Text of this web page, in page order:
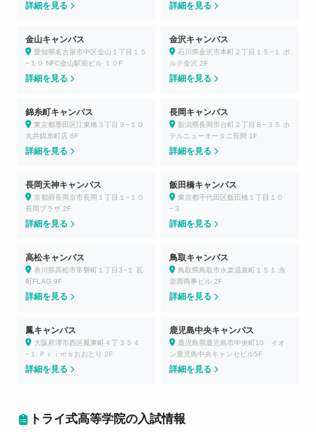
詳細を見る 詳細を見る
金山キャンパス
愛知県名古屋市中区金山１丁目１５
−１０ NFC金山駅前ビル １０F
詳細を見る
金沢キャンパス
石川県金沢市本町２丁目１５−１ ポ
ルテ金沢 2F
詳細を見る
錦糸町キャンパス
東京都墨田区江東橋３丁目９−１０
丸井錦糸町店 6F
詳細を見る
長岡キャンパス
新潟県長岡市台町２丁目８−３５ ホ
テルニューオータニ長岡 1F
詳細を見る
長岡天神キャンパス
京都府長岡京市長岡１丁目１−１０
長岡プラザ 2F
詳細を見る
飯田橋キャンパス
東京都千代田区飯田橋１丁目１０
−３
詳細を見る
高松キャンパス
香川県高松市常磐町１丁目3−１ 瓦
町FLAG 9F
詳細を見る
鳥取キャンパス
鳥取県鳥取市永楽温泉町１５１ 永
楽壽商事ビル 2F
詳細を見る
鳳キャンパス
大阪府堺市西区鳳東町４丁３５４
−１ Ｐｒｉｍｏおおとり 2F
詳細を見る
鹿児島中央キャンパス
鹿児島県鹿児島市中央町10 イオ
ン鹿児島中央キャンセビル5F
詳細を見る
トライ式高等学院の入試情報